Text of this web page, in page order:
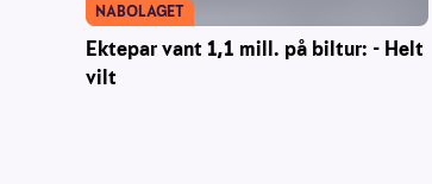
Ektepar vant 1,1 mill. på biltur: - Helt
vilt
NABOLAGET